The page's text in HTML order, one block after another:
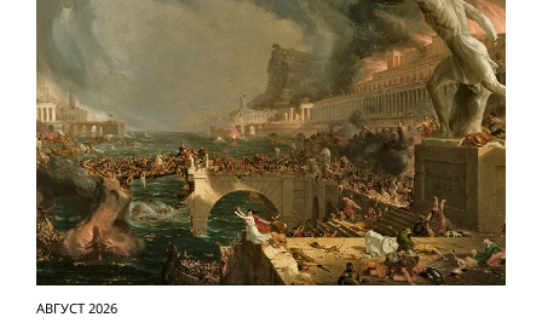
АВГУСТ 2026